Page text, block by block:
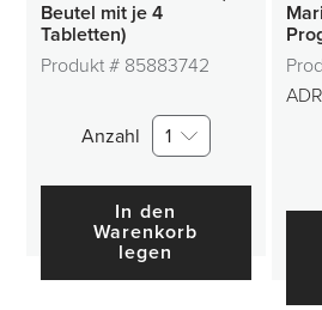
Beutel mit je 4
Tabletten)
Produkt # 85883742
Anzahl 1
In den
Warenkorb
legen